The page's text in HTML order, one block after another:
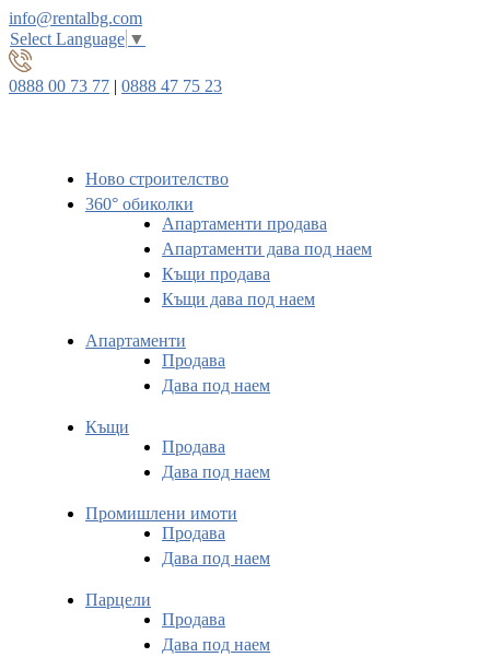
info@rentalbg.com
Select Language ▼
0888 00 73 77 | 0888 47 75 23
Ново строителство
360° обиколки
Апартаменти продава
Апартаменти дава под наем
Къщи продава
Къщи дава под наем
Апартаменти
Продава
Дава под наем
Къщи
Продава
Дава под наем
Промишлени имоти
Продава
Дава под наем
Парцели
Продава
Дава под наем